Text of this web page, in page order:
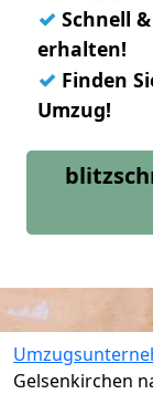
✓ Schnell
erhalten!
✓ Finden
Umzug!
Gelsenkirchen